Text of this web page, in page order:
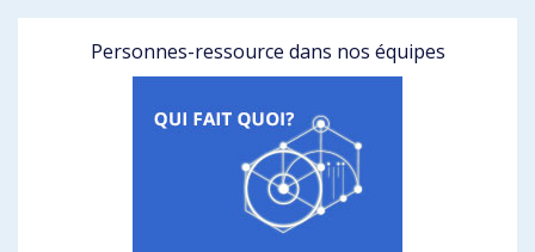
Personnes-ressource dans nos équipes